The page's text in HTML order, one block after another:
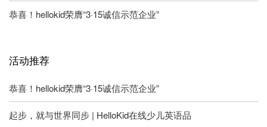
恭喜！hellokid荣膺“3·15诚信示范企业”
活动推荐
恭喜！hellokid荣膺“3·15诚信示范企业”
起步，就与世界同步 | HelloKid在线少儿英语品